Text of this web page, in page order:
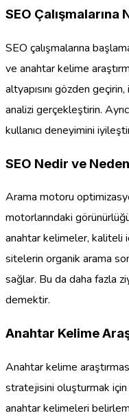
SEO Çalışmalarına
SEO çalışmalarına
ve anahtar kelime
altyapısını gözden
analizi gerçekleştirin.
kullanıcı deneyimini
SEO Nedir ve
Arama motoru
motorlarındaki
anahtar kelimeler, kaliteli
sitelerin organik arama
sağlar. Bu da daha fazla
demektir.
Anahtar Kelime
Anahtar kelime
stratejisini oluşturmak için
anahtar kelimeleri